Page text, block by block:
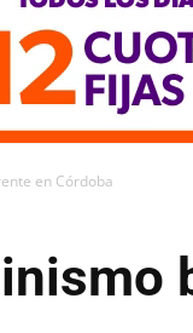
en Córdoba